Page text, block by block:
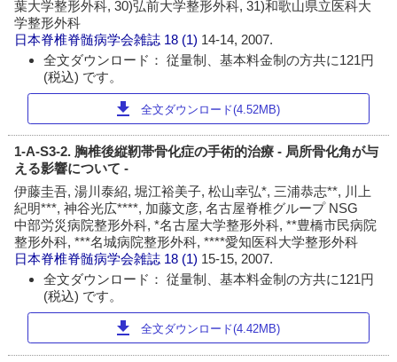
葉大学整形外科, 30)弘前大学整形外科, 31)和歌山県立医科大
学整形外科
日本脊椎脊髄病学会雑誌 18 (1) 14-14, 2007.
全文ダウンロード： 従量制、基本料金制の方共に121円
(税込) です。
download 全文ダウンロード(4.52MB)
1-A-S3-2. 胸椎後縦靭帯骨化症の手術的治療 - 局所骨化角が与
える影響について -
伊藤圭吾, 湯川泰紹, 堀江裕美子, 松山幸弘*, 三浦恭志**, 川上
紀明***, 神谷光広****, 加藤文彦, 名古屋脊椎グループ NSG
中部労災病院整形外科, *名古屋大学整形外科, **豊橋市民病院
整形外科, ***名城病院整形外科, ****愛知医科大学整形外科
日本脊椎脊髄病学会雑誌 18 (1) 15-15, 2007.
全文ダウンロード： 従量制、基本料金制の方共に121円
(税込) です。
download 全文ダウンロード(4.42MB)